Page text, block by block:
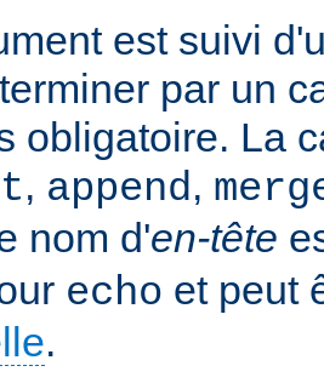
est suivi
par un
obligatoire. La
, append,
nom d'en-tête
echo et peut
.